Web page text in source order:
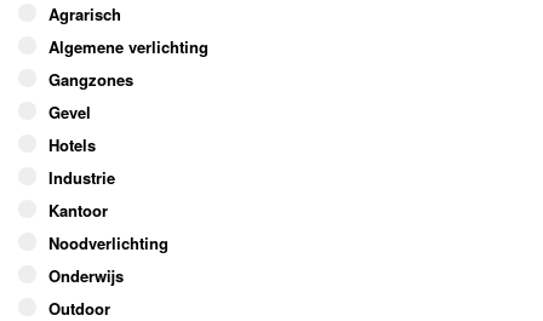
optie
kan
gekozen
worden
de
productpagina
Agrarisch
Algemene verlichting
Gangzones
Gevel
Hotels
Industrie
Kantoor
Noodverlichting
Onderwijs
Outdoor